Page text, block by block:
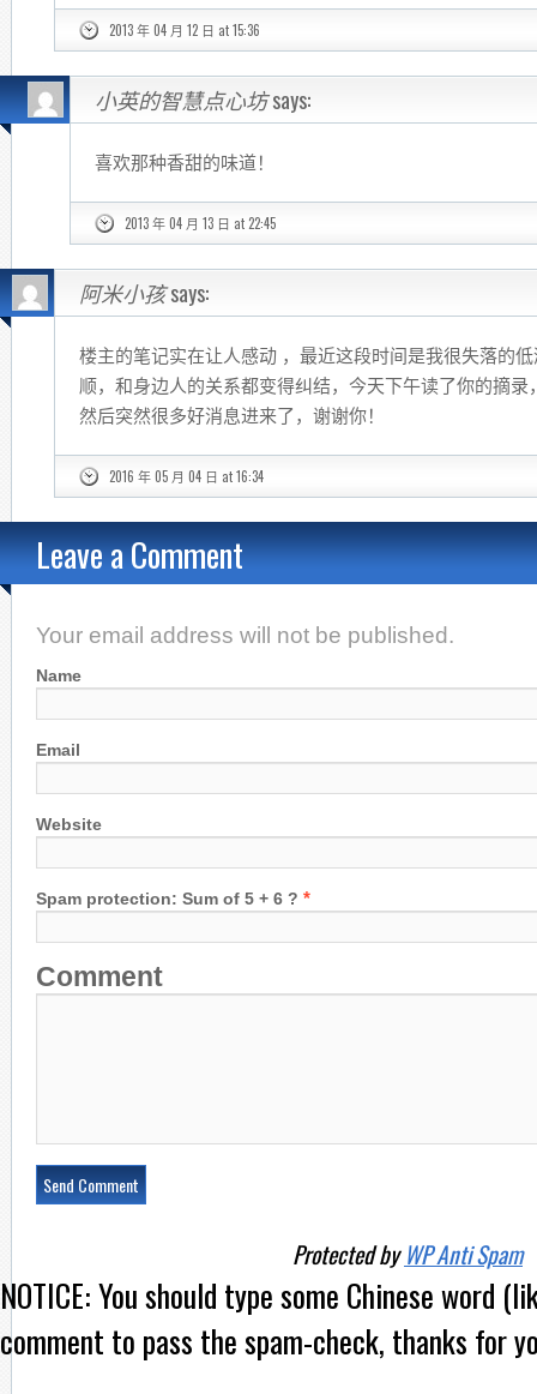
2013 年 04 月 12 日 at 15:36
小英的智慧点心坊says:
喜欢那种香甜的味道！
2013 年 04 月 13 日 at 22:45
阿米小孩says:
楼主的笔记实在让人感动 ，最近这段时间是我很失落的
顺，和身边人的关系都变得纠结，今天下午读了你的摘录
然后突然很多好消息进来了，谢谢你！
2016 年 05 月 04 日 at 16:34
Leave a Comment
Your email address will not be published.
Name
Email
Website
Spam protection: Sum of 5 + 6 ? *
Comment
Protected byWP Anti Spam
NOTICE:You should type some Chinese word
comment to pass the spam-check, thanks for